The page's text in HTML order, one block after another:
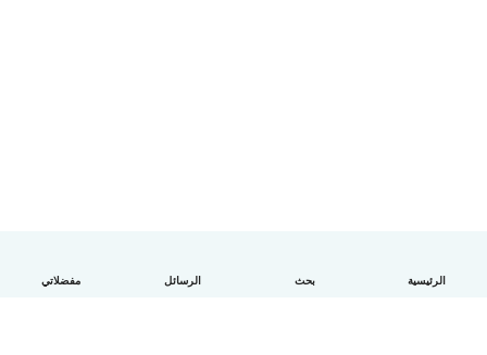
الرئيسية بحث الرسائل مفضلاتي